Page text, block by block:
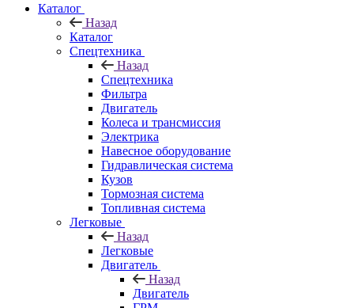
Каталог
Назад
Каталог
Спецтехника
Назад
Спецтехника
Фильтра
Двигатель
Колеса и трансмиссия
Электрика
Навесное оборудование
Гидравлическая система
Кузов
Тормозная система
Топливная система
Легковые
Назад
Легковые
Двигатель
Назад
Двигатель